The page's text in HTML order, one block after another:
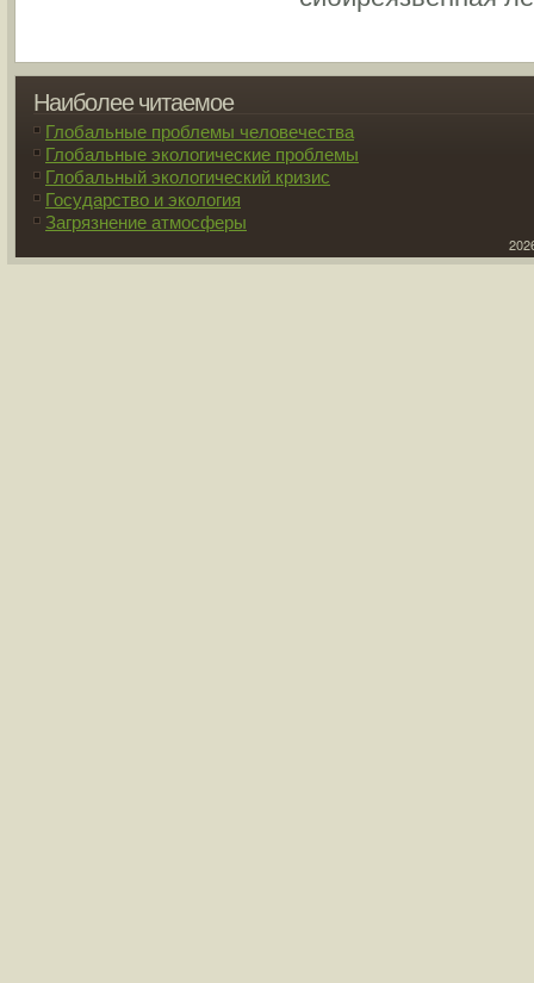
Наиболее читаемое
Глобальные проблемы человечества
Глобальные экологические проблемы
Глобальный экологический кризис
Государство и экология
Загрязнение атмосферы